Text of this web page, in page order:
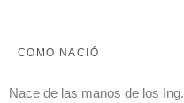
COMO NACIÓ
Nace de las manos de los Ing.